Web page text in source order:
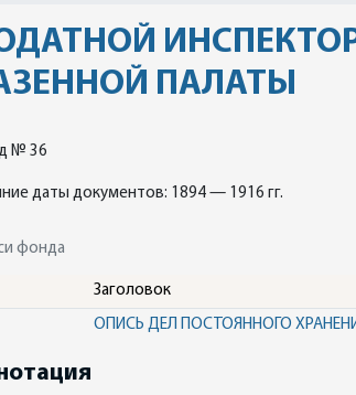
ПАЛАТЫ
№ 36
даты документов: 1894 — 1916 гг.
фонда
Заголовок
ОПИСЬ ДЕЛ ПОСТОЯННОГО